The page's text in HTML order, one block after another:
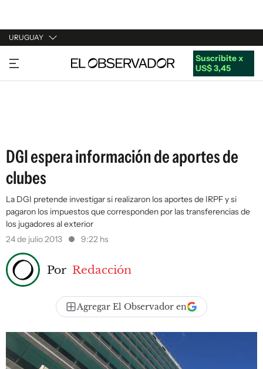
URUGUAY
URUGUAY
ARGENTINA
Suscribite x
US$ 3,45
DGI espera información de aportes de
clubes
La DGI pretende investigar si realizaron los aportes de IRPF y si
pagaron los impuestos que corresponden por las transferencias de
los jugadores al exterior
24 de julio 2013
9:22 hs
Por Redacción
Agregar El Observador en